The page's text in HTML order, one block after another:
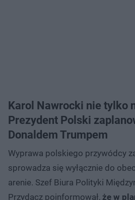
Karol Nawrocki nie tylko
Prezydent Polski
Donaldem Trumpem
Wyprawa polskiego przywódcy
sprowadza się wyłącznie do
arenie. Szef Biura Polityki
Przydacz poinformował, że w